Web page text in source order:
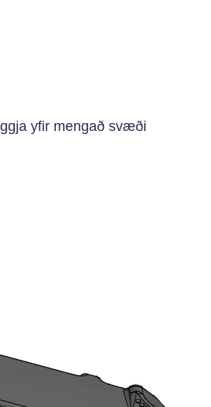
yfir mengað svæði